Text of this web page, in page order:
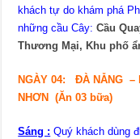
khách tự do khám phá
những cầu Cây:Cầu
Thương Mại, Khu phố
NGÀY04: ĐÀ NẴNG –
NHƠN
(Ăn 03 bữa)
Sáng : Quý khách dùng